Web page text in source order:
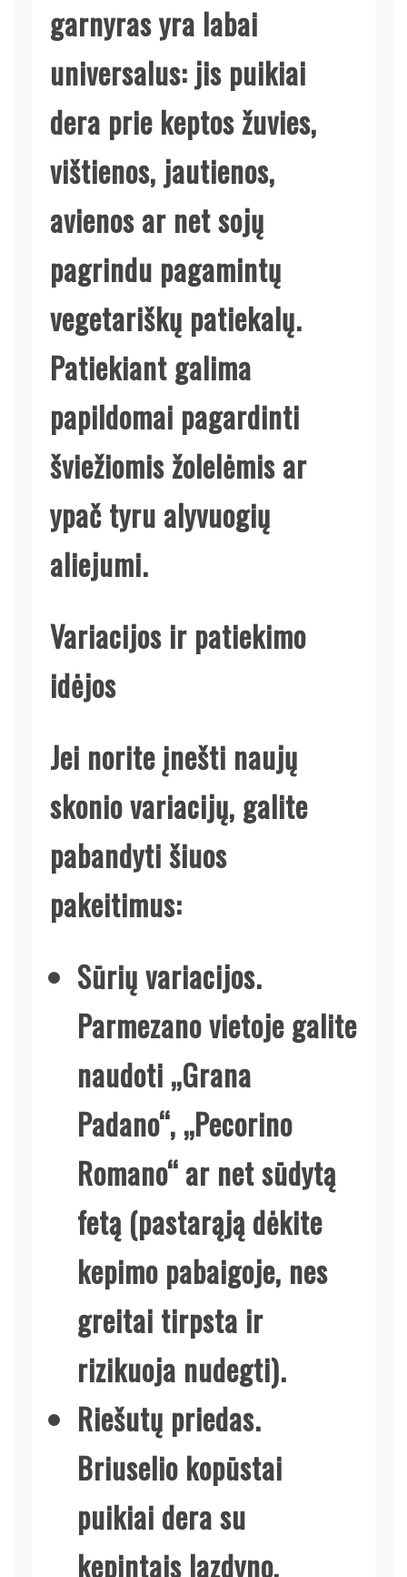
garnyras yra labai
universalus: jis puikiai
dera prie keptos žuvies,
vištienos, jautienos,
avienos ar net sojų
pagrindu pagamintų
vegetariškų patiekalų.
Patiekiant galima
papildomai pagardinti
šviežiomis žolelėmis ar
ypač tyru alyvuogių
aliejumi.
Variacijos ir patiekimo
idėjos
Jei norite įnešti naujų
skonio variacijų, galite
pabandyti šiuos
pakeitimus:
Sūrių variacijos.
Parmezano vietoje galite
naudoti „Grana
Padano“, „Pecorino
Romano“ ar net sūdytą
fetą (pastarąją dėkite
kepimo pabaigoje, nes
greitai tirpsta ir
rizikuoja nudegti).
Riešutų priedas.
Briuselio kopūstai
puikiai dera su
kepintais lazdyno,